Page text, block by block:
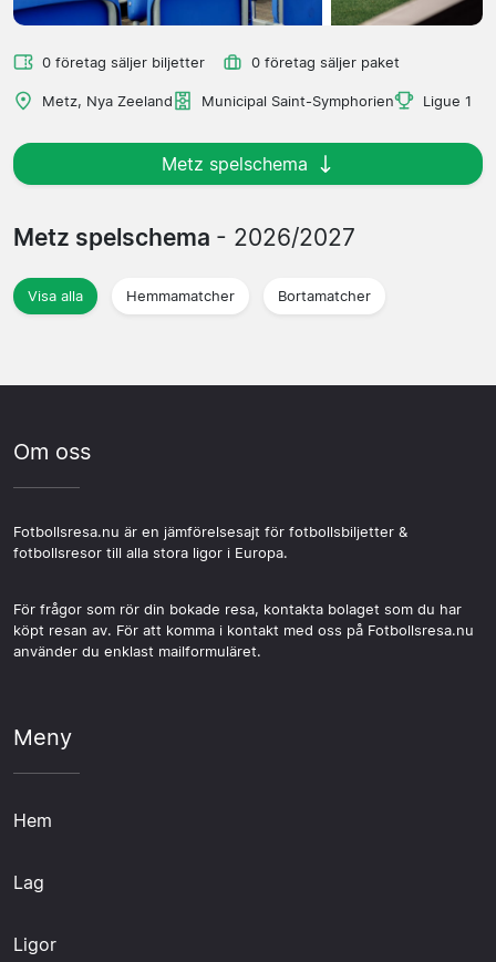
0 företag säljer biljetter 0 företag säljer paket
Metz, Nya Zeeland Municipal Saint-Symphorien Ligue 1
Metz spelschema
Metz spelschema - 2026/2027
Visa alla Hemmamatcher Bortamatcher
Om oss
Fotbollsresa.nu är en jämförelsesajt för fotbollsbiljetter &
fotbollsresor till alla stora ligor i Europa.
För frågor som rör din bokade resa, kontakta bolaget som du har
köpt resan av. För att komma i kontakt med oss på Fotbollsresa.nu
använder du enklast mailformuläret.
Meny
Hem
Lag
Ligor